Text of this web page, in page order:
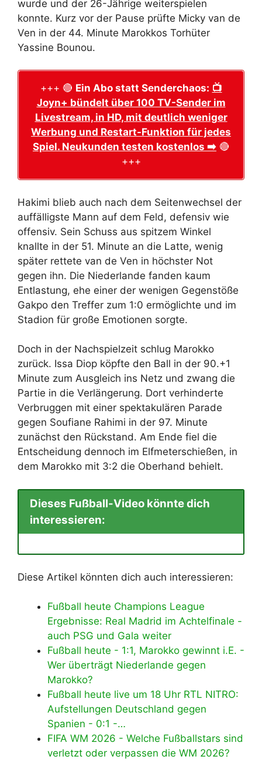
wurde und der 26-Jährige weiterspielen
konnte. Kurz vor der Pause prüfte Micky van de
Ven in der 44. Minute Marokkos Torhüter
Yassine Bounou.
+++ 🔴 Ein Abo statt Senderchaos: 📺
Joyn+ bündelt über 100 TV-Sender im
Livestream, in HD, mit deutlich weniger
Werbung und Restart-Funktion für jedes
Spiel. Neukunden testen kostenlos ➡️ 🔴
+++
Hakimi blieb auch nach dem Seitenwechsel der
auffälligste Mann auf dem Feld, defensiv wie
offensiv. Sein Schuss aus spitzem Winkel
knallte in der 51. Minute an die Latte, wenig
später rettete van de Ven in höchster Not
gegen ihn. Die Niederlande fanden kaum
Entlastung, ehe einer der wenigen Gegenstöße
Gakpo den Treffer zum 1:0 ermöglichte und im
Stadion für große Emotionen sorgte.
Doch in der Nachspielzeit schlug Marokko
zurück. Issa Diop köpfte den Ball in der 90.+1
Minute zum Ausgleich ins Netz und zwang die
Partie in die Verlängerung. Dort verhinderte
Verbruggen mit einer spektakulären Parade
gegen Soufiane Rahimi in der 97. Minute
zunächst den Rückstand. Am Ende fiel die
Entscheidung dennoch im Elfmeterschießen, in
dem Marokko mit 3:2 die Oberhand behielt.
Dieses Fußball-Video könnte dich
interessieren:
Diese Artikel könnten dich auch interessieren:
Fußball heute Champions League
Ergebnisse: Real Madrid im Achtelfinale -
auch PSG und Gala weiter
Fußball heute - 1:1, Marokko gewinnt i.E. -
Wer überträgt Niederlande gegen
Marokko?
Fußball heute live um 18 Uhr RTL NITRO:
Aufstellungen Deutschland gegen
Spanien - 0:1 -…
FIFA WM 2026 - Welche Fußballstars sind
verletzt oder verpassen die WM 2026?